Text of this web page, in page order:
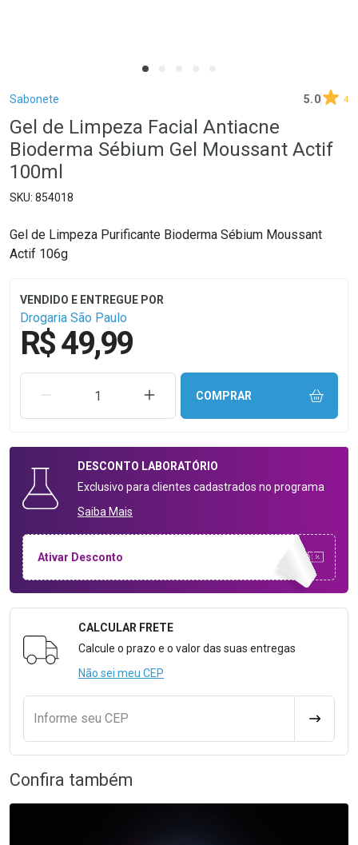
Breadcrumb
Sabonete 5.0 4
Gel de Limpeza Facial Antiacne
Bioderma Sébium Gel Moussant Actif
100ml
854018
Gel de Limpeza Purificante Bioderma Sébium Moussant
Actif 106g
Drogaria São Paulo
R$ 49,99
REMOVER UMA UNIDADEAUMENTAR UMA UNIDADE
COMPRAR
DESCONTO LABORATÓRIO
Exclusivo para clientes cadastrados no programa
Saiba Mais
Ativar Desconto
Formulário para Calcular o Frete
CALCULAR FRETE
Calcule o prazo e o valor das suas entregas
Não sei meu CEP
Informe seu CEP
Confira também